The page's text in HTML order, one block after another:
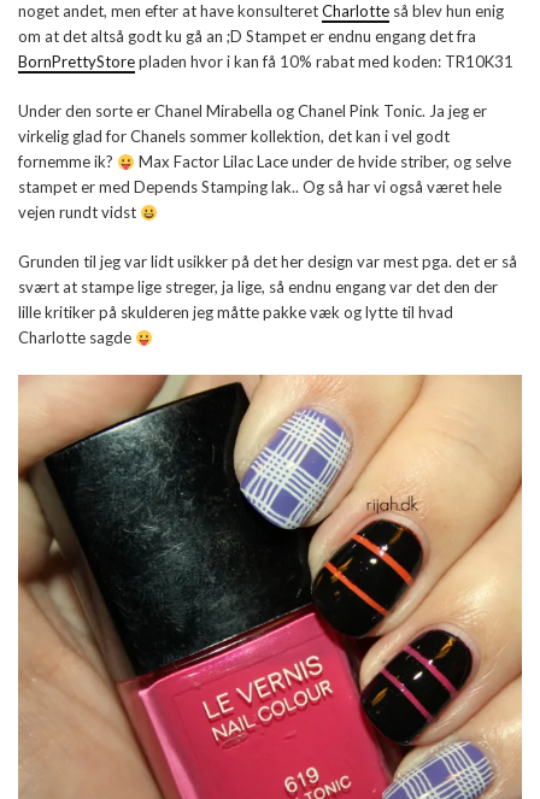
noget andet, men efter at have konsulteretCharlotte så blev hun enig
om at det altså godt ku gå an ;D Stampet er endnu engang det fra
BornPrettyStorepladen hvor i kan få 10% rabat med koden: TR10K31
Under den sorte er Chanel Mirabella og Chanel Pink Tonic. Ja jeg er
virkelig glad for Chanels sommer kollektion, det kan i vel godt
fornemme ik?
Max Factor Lilac Lace under de hvide striber, og selve
stampet er med Depends Stamping lak.. Og så har vi også været hele
vejen rundt vidst
Grunden til jeg var lidt usikker på det her design var mest pga. det er så
svært at stampe lige streger, ja lige, så endnu engang var det den der
lille kritiker på skulderen jeg måtte pakke væk og lytte til hvad
Charlotte sagde